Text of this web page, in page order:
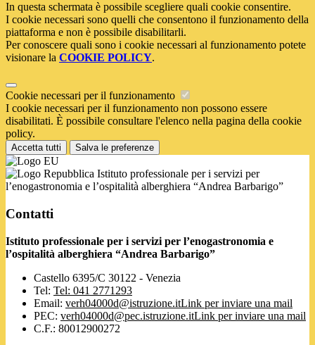
In questa schermata è possibile scegliere quali cookie consentire.
I cookie necessari sono quelli che consentono il funzionamento della
piattaforma e non è possibile disabilitarli.
Per conoscere quali sono i cookie necessari al funzionamento potete
visionare la COOKIE POLICY.
Cookie necessari per il funzionamento
I cookie necessari per il funzionamento non possono essere
disabilitati. È possibile consultare l'elenco nella pagina della cookie
policy.
Accetta tutti Salva le preferenze
Istituto professionale per i servizi per
l’enogastronomia e l’ospitalità alberghiera “Andrea Barbarigo”
Contatti
Istituto professionale per i servizi per l’enogastronomia e
l’ospitalità alberghiera “Andrea Barbarigo”
Castello 6395/C 30122 - Venezia
Tel: Tel: 041 2771293
Email: verh04000d@istruzione.itLink per inviare una mail
PEC: verh04000d@pec.istruzione.itLink per inviare una mail
C.F.: 80012900272